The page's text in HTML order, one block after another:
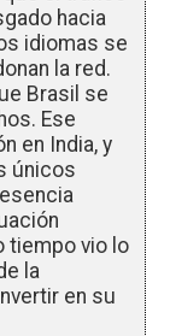
hacia
idiomas se
la red.
Brasil se
Ese
en India, y
únicos
tiempo vio lo
la
en su